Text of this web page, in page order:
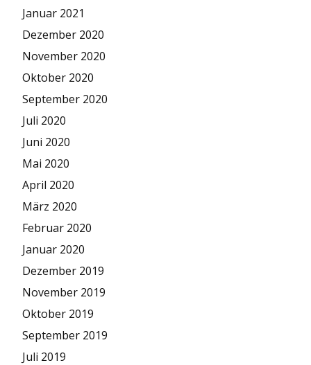
Januar 2021
Dezember 2020
November 2020
Oktober 2020
September 2020
Juli 2020
Juni 2020
Mai 2020
April 2020
März 2020
Februar 2020
Januar 2020
Dezember 2019
November 2019
Oktober 2019
September 2019
Juli 2019